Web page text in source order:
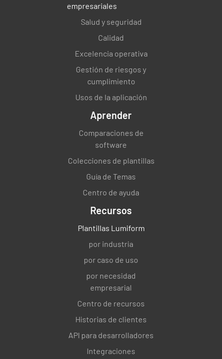
empresariales
Salud y seguridad
Calidad
Excelencia operativa
Gestión de riesgos y
cumplimiento
Usos de la aplicación
Aprender
Comparaciones de
software
Colecciones de plantillas
Guía de Temas
Centro de ayuda
Recursos
Plantillas Lumiform
por industria
por caso de uso
por necesidad
empresarial
Centro de recursos
Historias de clientes
API para desarrolladores
Integraciones